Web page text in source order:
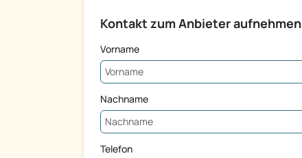
Kontakt zum Anbieter aufnehmen
Vorname
Nachname
Telefon